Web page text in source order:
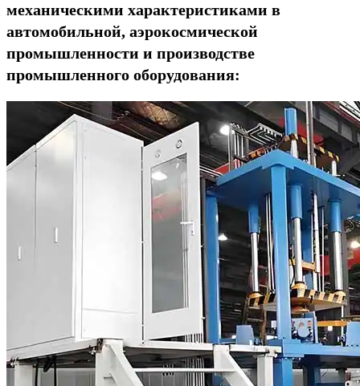
механическими характеристиками в
автомобильной, аэрокосмической
промышленности и производстве
промышленного оборудования: